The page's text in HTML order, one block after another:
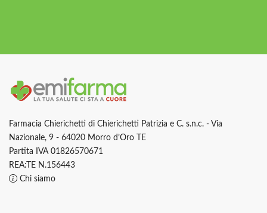
Farmacia Chierichetti di Chierichetti Patrizia e C. s.n.c. - Via
Nazionale, 9 - 64020 Morro d’Oro TE
Partita IVA 01826570671
REA:TE N.156443
Chi siamo